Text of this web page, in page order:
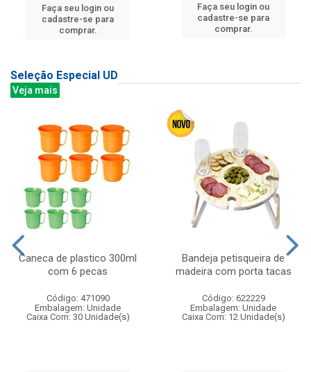
Faça seu login ou
cadastre-se para
comprar.
Faça seu login ou
cadastre-se para
comprar.
Seleção Especial UD
Veja mais
Caneca de plastico 300ml
com 6 pecas
Código: 471090
Embalagem: Unidade
Caixa Com: 30 Unidade(s)
Bandeja petisqueira de
madeira com porta tacas
Código: 622229
Embalagem: Unidade
Caixa Com: 12 Unidade(s)